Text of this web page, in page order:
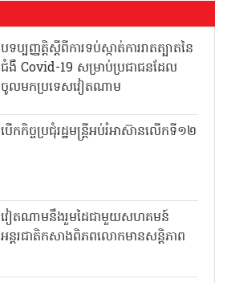
បទប្បញ្ញត្តិស្តីពីការទប់ស្កាត់ការរាតត្បាតនៃ
ជំងឺ Covid-19 សម្រាប់ប្រជាជនដែល
ចូលមកប្រទេសវៀតណាម
បើកកិច្ចប្រជុំរដ្ឋមន្ត្រីអប់រំអាស៊ានលើកទី១២
វៀតណាមនឹងរួមដៃជាមួយសហគមន៍
អន្តរជាតិកសាងពិភពលោកមានសន្តិភាព